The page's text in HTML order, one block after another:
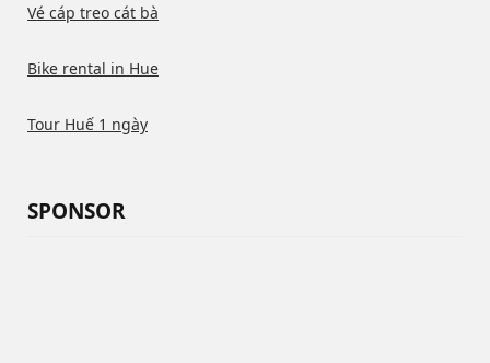
Vé cáp treo cát bà
Bike rental in Hue
Tour Huế 1 ngày
SPONSOR